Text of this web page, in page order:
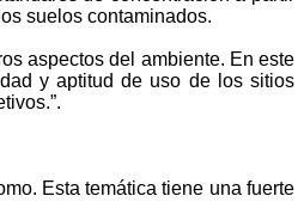
suelos contaminados.
aspectos del ambiente. En este
y aptitud de uso de los sitios
Esta temática tiene una fuerte